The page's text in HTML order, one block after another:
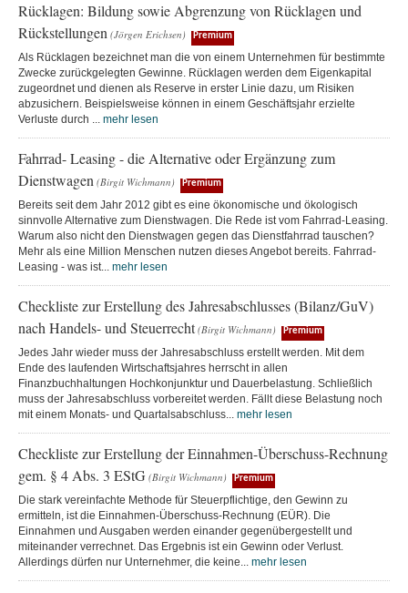
Rücklagen: Bildung sowie Abgrenzung von Rücklagen und
Rückstellungen (Jörgen Erichsen) Premium
Als Rücklagen bezeichnet man die von einem Unternehmen für bestimmte
Zwecke zurückgelegten Gewinne. Rücklagen werden dem Eigenkapital
zugeordnet und dienen als Reserve in erster Linie dazu, um Risiken
abzusichern. Beispielsweise können in einem Geschäftsjahr erzielte
Verluste durch ... mehr lesen
Fahrrad- Leasing - die Alternative oder Ergänzung zum
Dienstwagen (Birgit Wichmann) Premium
Bereits seit dem Jahr 2012 gibt es eine ökonomische und ökologisch
sinnvolle Alternative zum Dienstwagen. Die Rede ist vom Fahrrad-Leasing.
Warum also nicht den Dienstwagen gegen das Dienstfahrrad tauschen?
Mehr als eine Million Menschen nutzen dieses Angebot bereits. Fahrrad-
Leasing - was ist... mehr lesen
Checkliste zur Erstellung des Jahresabschlusses (Bilanz/GuV)
nach Handels- und Steuerrecht (Birgit Wichmann) Premium
Jedes Jahr wieder muss der Jahresabschluss erstellt werden. Mit dem
Ende des laufenden Wirtschaftsjahres herrscht in allen
Finanzbuchhaltungen Hochkonjunktur und Dauerbelastung. Schließlich
muss der Jahresabschluss vorbereitet werden. Fällt diese Belastung noch
mit einem Monats- und Quartalsabschluss... mehr lesen
Checkliste zur Erstellung der Einnahmen-Überschuss-Rechnung
gem. § 4 Abs. 3 EStG (Birgit Wichmann) Premium
Die stark vereinfachte Methode für Steuerpflichtige, den Gewinn zu
ermitteln, ist die Einnahmen-Überschuss-Rechnung (EÜR). Die
Einnahmen und Ausgaben werden einander gegenübergestellt und
miteinander verrechnet. Das Ergebnis ist ein Gewinn oder Verlust.
Allerdings dürfen nur Unternehmer, die keine... mehr lesen